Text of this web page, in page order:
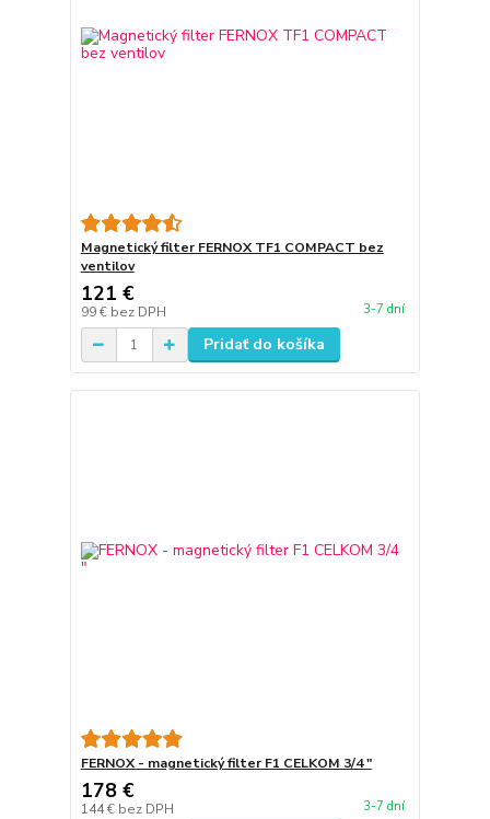
Magnetický filter FERNOX TF1 COMPACT bez
ventilov
121 €
99 € bez DPH 3-7 dní
Pridať do košíka
FERNOX - magnetický filter F1 CELKOM 3/4 "
178 €
144 € bez DPH 3-7 dní